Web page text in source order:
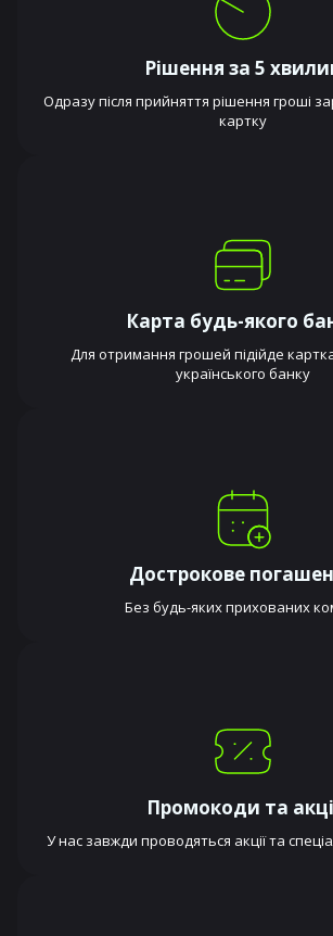
Рішення за 5
Одразу після прийняття рішення гроші
картку
Карта будь-якого
Для отримання грошей підійде
українського банку
Дострокове
Без будь-яких прихованих
Промокоди та
У нас завжди проводяться акції та